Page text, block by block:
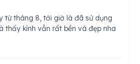
từ tháng 8, tới giờ là đã sử dụng
thấy kính vẫn rất bền và đẹp nha